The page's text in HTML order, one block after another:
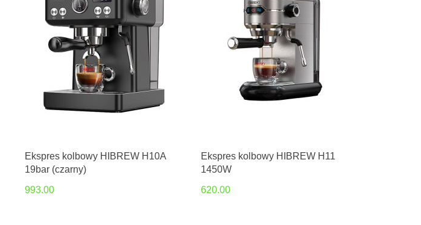
Ekspres kolbowy HIBREW H10A
19bar (czarny)
993.00
Ekspres kolbowy HIBREW H11
1450W
620.00